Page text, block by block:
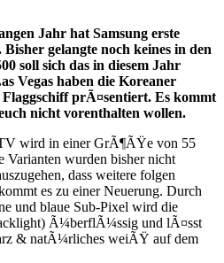
Jahr hat Samsung erste
gelangte noch keines in den
soll sich das in diesem Jahr
Vegas haben die Koreaner
prÃ¤sentiert. Es kommt
nicht vorenthalten wollen.
wird in einer GrÃ¶ÃŸe von 55
wurden bisher nicht
dass weitere folgen
es zu einer Neuerung. Durch
und blaue Sub-Pixel wird die
Ã¼berflÃ¼ssig und lÃ¤sst
& natÃ¼rliches weiÃŸ auf dem